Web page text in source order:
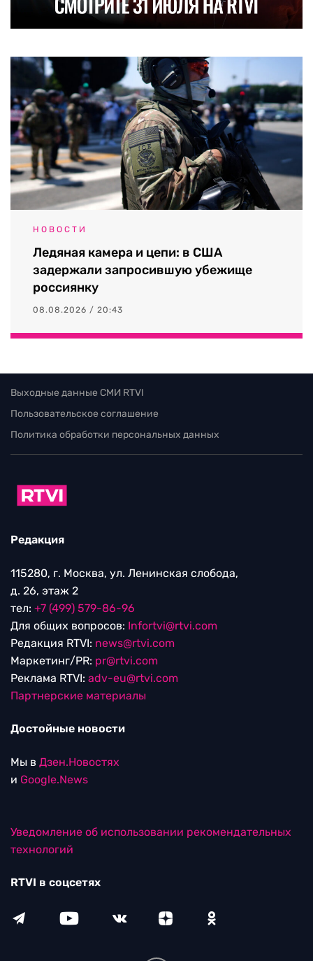
НОВОСТИ
Ледяная камера и цепи: в США
задержали запросившую убежище
россиянку
08.08.2026 / 20:43
Выходные данные СМИ RTVI
Пользовательское соглашение
Политика обработки персональных данных
Редакция
115280, г. Москва, ул. Ленинская слобода,
д. 26, этаж 2
тел: +7 (499) 579-86-96
Для общих вопросов: Infortvi@rtvi.com
Редакция RTVI: news@rtvi.com
Маркетинг/PR: pr@rtvi.com
Реклама RTVI: adv-eu@rtvi.com
Партнерские материалы
Достойные новости
Мы в Дзен.Новостях
и Google.News
Уведомление об использовании рекомендательных
технологий
RTVI в соцсетях